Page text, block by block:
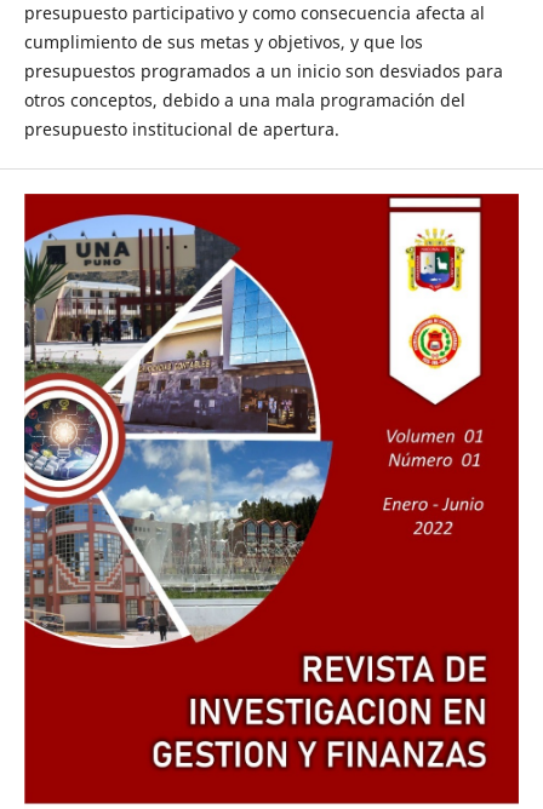
presupuesto participativo y como consecuencia afecta al
cumplimiento de sus metas y objetivos, y que los
presupuestos programados a un inicio son desviados para
otros conceptos, debido a una mala programación del
presupuesto institucional de apertura.